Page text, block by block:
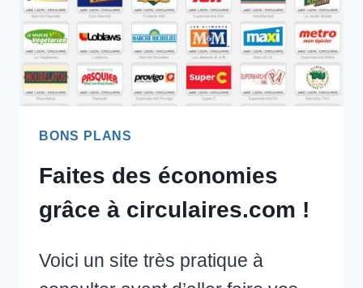
BONS PLANS
Faites des économies
grâce à circulaires.com !
Voici un site très pratique à